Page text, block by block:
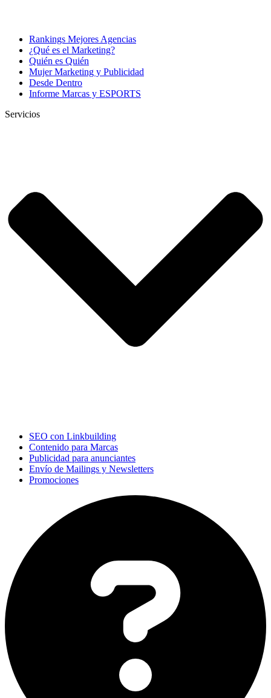
Rankings Mejores Agencias
¿Qué es el Marketing?
Quién es Quién
Mujer Marketing y Publicidad
Desde Dentro
Informe Marcas y ESPORTS
Servicios
SEO con Linkbuilding
Contenido para Marcas
Publicidad para anunciantes
Envío de Mailings y Newsletters
Promociones